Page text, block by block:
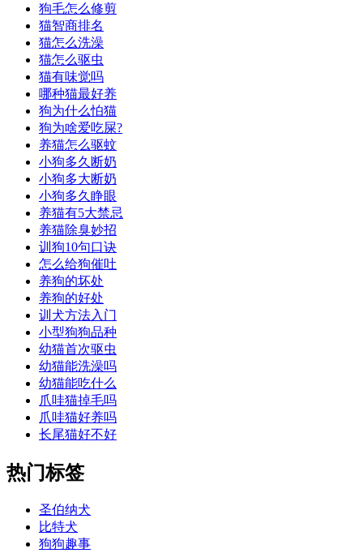
狗毛怎么修剪
猫智商排名
猫怎么洗澡
猫怎么驱虫
猫有味觉吗
哪种猫最好养
狗为什么怕猫
狗为啥爱吃屎?
养猫怎么驱蚊
小狗多久断奶
小狗多大断奶
小狗多久睁眼
养猫有5大禁忌
养猫除臭妙招
训狗10句口诀
怎么给狗催吐
养狗的坏处
养狗的好处
训犬方法入门
小型狗狗品种
幼猫首次驱虫
幼猫能洗澡吗
幼猫能吃什么
爪哇猫掉毛吗
爪哇猫好养吗
长尾猫好不好
热门标签
圣伯纳犬
比特犬
狗狗趣事